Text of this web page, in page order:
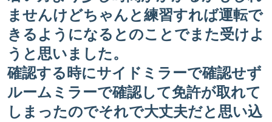
ませんけどちゃんと練習すれば運転で
きるようになるとのことでまた受けよ
うと思いました。
確認する時にサイドミラーで確認せず
ルームミラーで確認して免許が取れて
しまったのでそれで大丈夫だと思い込